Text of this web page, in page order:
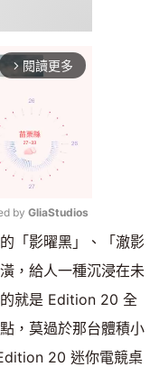
arrow_forward_ios 閱讀更多
Mute
by GliaStudios
「影曜黑」、「澈影
，給人一種沉浸在未
就是 Edition 20 全
，莫過於那台體積小
20 迷你電競桌